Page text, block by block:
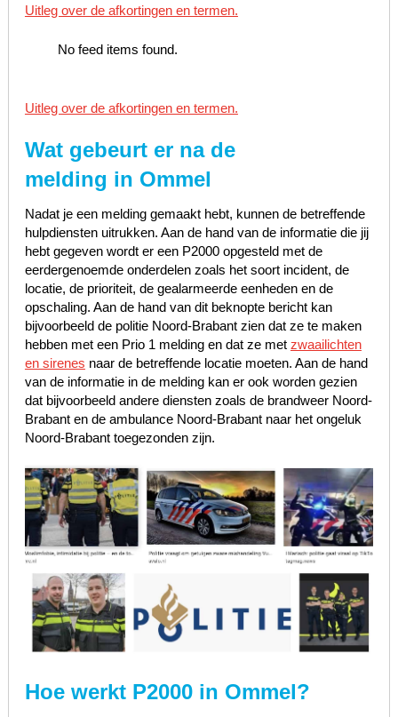
Uitleg over de afkortingen en termen.
No feed items found.
Uitleg over de afkortingen en termen.
Wat gebeurt er na de
melding in Ommel
Nadat je een melding gemaakt hebt, kunnen de betreffende
hulpdiensten uitrukken. Aan de hand van de informatie die jij
hebt gegeven wordt er een P2000 opgesteld met de
eerdergenoemde onderdelen zoals het soort incident, de
locatie, de prioriteit, de gealarmeerde eenheden en de
opschaling. Aan de hand van dit beknopte bericht kan
bijvoorbeeld de politie Noord-Brabant zien dat ze te maken
hebben met een Prio 1 melding en dat ze met zwaailichten
en sirenes naar de betreffende locatie moeten. Aan de hand
van de informatie in de melding kan er ook worden gezien
dat bijvoorbeeld andere diensten zoals de brandweer Noord-
Brabant en de ambulance Noord-Brabant naar het ongeluk
Noord-Brabant toegezonden zijn.
Hoe werkt P2000 in Ommel?